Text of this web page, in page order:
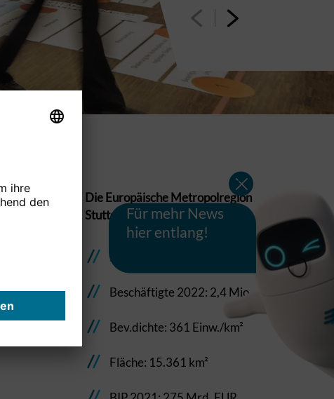
Die Europäische Metropolregion
Stuttgart in Zahlen:
Einwohner 2022: 5,5 Mio.
Beschäftigte 2022: 2,4 Mio.
Bev.dichte: 361 Einw./km²
Fläche: 15.361 km²
Für mehr News
hier entlang!